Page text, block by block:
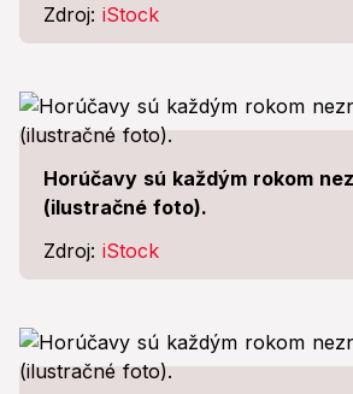
Zdroj: iStock
Horúčavy sú každým rokom
(ilustračné foto).
Zdroj: iStock